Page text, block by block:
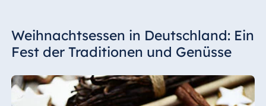
Weihnachtsessen in Deutschland: Ein
Fest der Traditionen und Genüsse